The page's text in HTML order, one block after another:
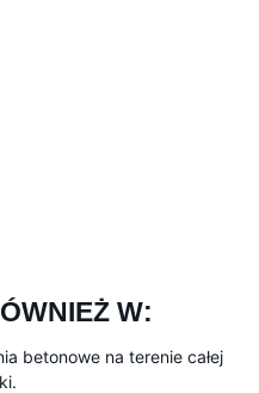
W:
betonowe na terenie całej